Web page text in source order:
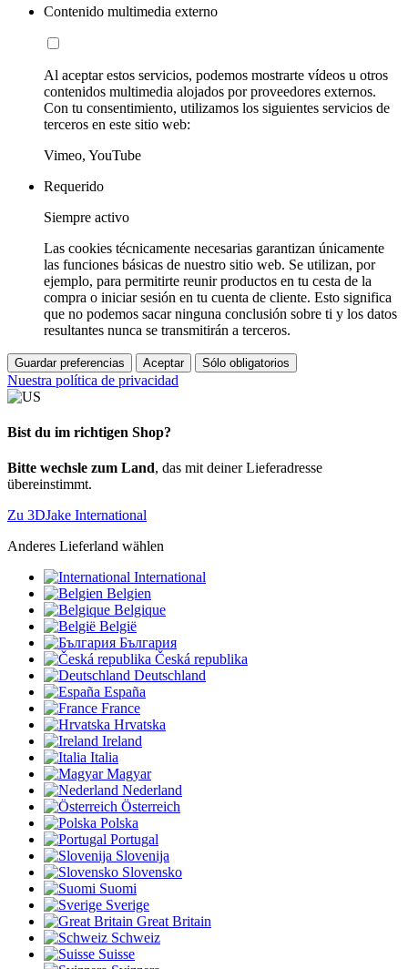
Contenido multimedia externo
Al aceptar estos servicios, podemos mostrarte vídeos u otros
contenidos multimedia alojados por proveedores externos.
Con tu consentimiento, utilizamos los siguientes servicios de
terceros en este sitio web:
Vimeo, YouTube
Requerido
Siempre activo
Las cookies técnicamente necesarias garantizan únicamente
las funciones básicas de nuestro sitio web. Se utilizan, por
ejemplo, para permitirte reunir productos en tu cesta de la
compra o iniciar sesión en tu cuenta de cliente. Esto significa
que no podemos sacar ninguna conclusión sobre ti y los datos
resultantes nunca se transmitirán a terceros.
Guardar preferencias Aceptar Sólo obligatorios
Nuestra política de privacidad
Bist du im richtigen Shop?
Bitte wechsle zum Land, das mit deiner Lieferadresse
übereinstimmt.
Zu 3DJake International
Anderes Lieferland wählen
International
Belgien
Belgique
België
България
Česká republika
Deutschland
España
France
Hrvatska
Ireland
Italia
Magyar
Nederland
Österreich
Polska
Portugal
Slovenija
Slovensko
Suomi
Sverige
Great Britain
Schweiz
Suisse